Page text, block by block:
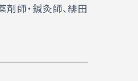
師・鍼灸師、緋田